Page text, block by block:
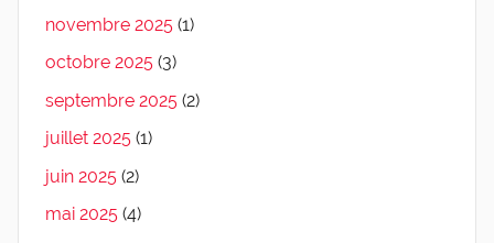
novembre 2025 (1)
octobre 2025 (3)
septembre 2025 (2)
juillet 2025 (1)
juin 2025 (2)
mai 2025 (4)